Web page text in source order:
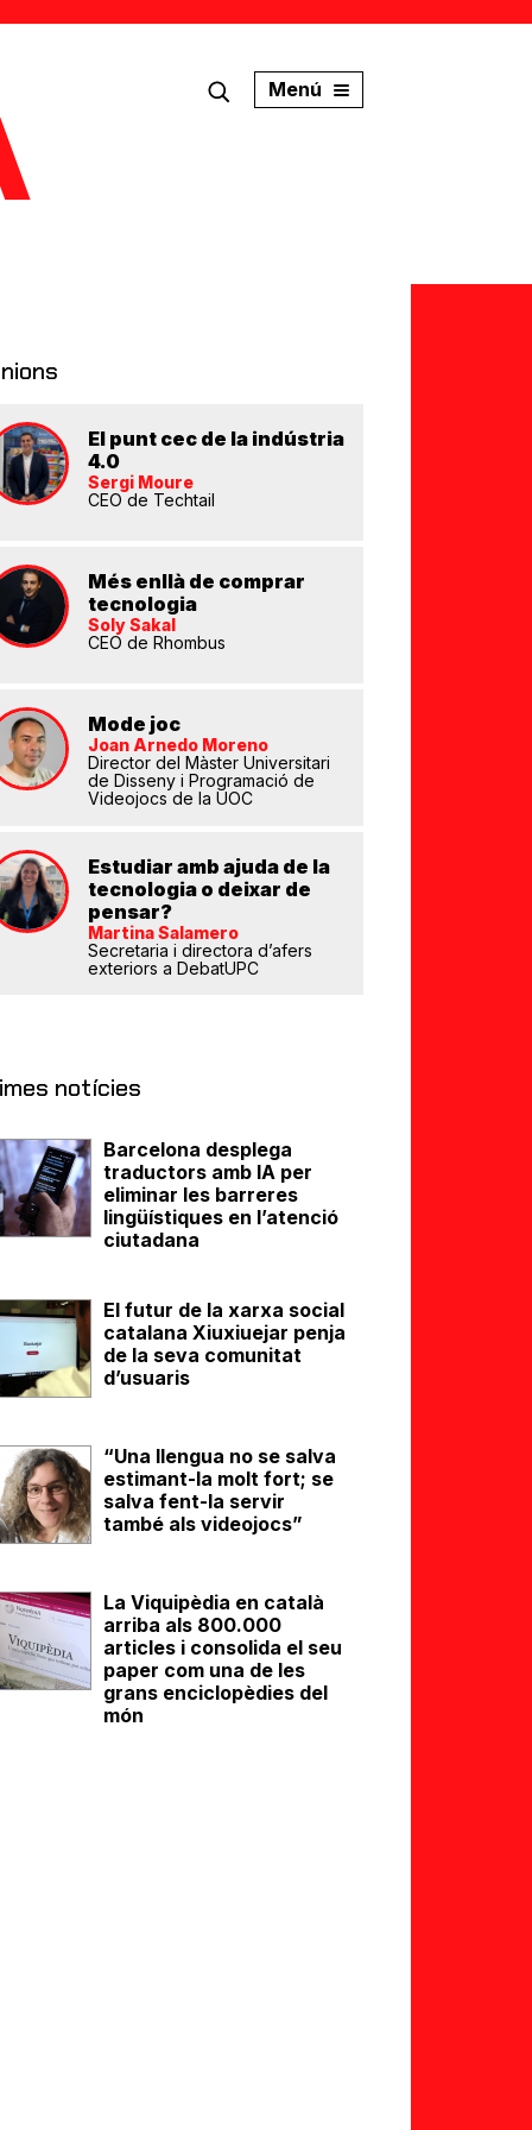
Menú
El punt cec de la indústria
4.0
Sergi Moure
CEO de Techtail
Més enllà de comprar
tecnologia
Soly Sakal
CEO de Rhombus
Mode joc
Joan Arnedo Moreno
Director del Màster Universitari
de Disseny i Programació de
Videojocs de la UOC
Estudiar amb ajuda de la
tecnologia o deixar de
pensar?
Martina Salamero
Secretaria i directora d’afers
exteriors a DebatUPC
notícies
Barcelona desplega
traductors amb IA per
eliminar les barreres
lingüístiques en l’atenció
ciutadana
El futur de la xarxa social
catalana Xiuxiuejar penja
de la seva comunitat
d’usuaris
“Una llengua no se salva
estimant-la molt fort; se
salva fent-la servir
també als videojocs”
La Viquipèdia en català
arriba als 800.000
articles i consolida el seu
paper com una de les
grans enciclopèdies del
món